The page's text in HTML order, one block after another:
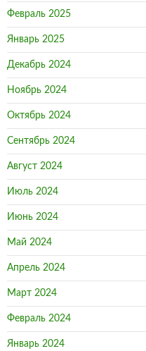
Февраль 2025
Январь 2025
Декабрь 2024
Ноябрь 2024
Октябрь 2024
Сентябрь 2024
Август 2024
Июль 2024
Июнь 2024
Май 2024
Апрель 2024
Март 2024
Февраль 2024
Январь 2024